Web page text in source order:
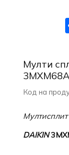
Мулти
Код на
DAIKIN